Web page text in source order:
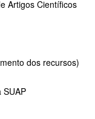
Artigos Científicos
dos recursos)
SUAP